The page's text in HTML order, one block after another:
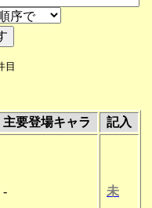
目
主要登場キャラ 記入
- 未